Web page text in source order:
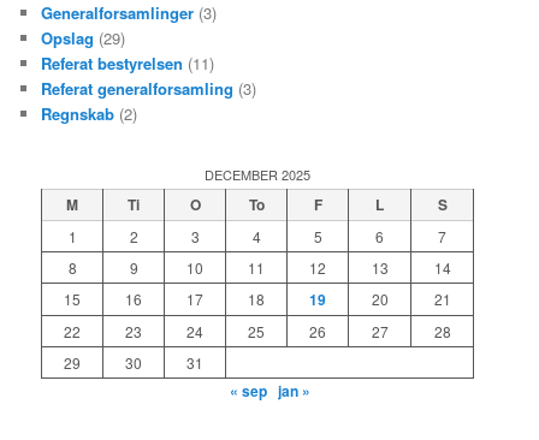
Generalforsamlinger (3)
Opslag (29)
Referat bestyrelsen (11)
Referat generalforsamling (3)
Regnskab (2)
DECEMBER 2025
M Ti O To F L S
1 2 3 4 5 6
7
8
9 10 11 12 13
14
15
16 17 18 19 20
21
22
23 24 25 26 27
28
29
30 31
« sep jan »